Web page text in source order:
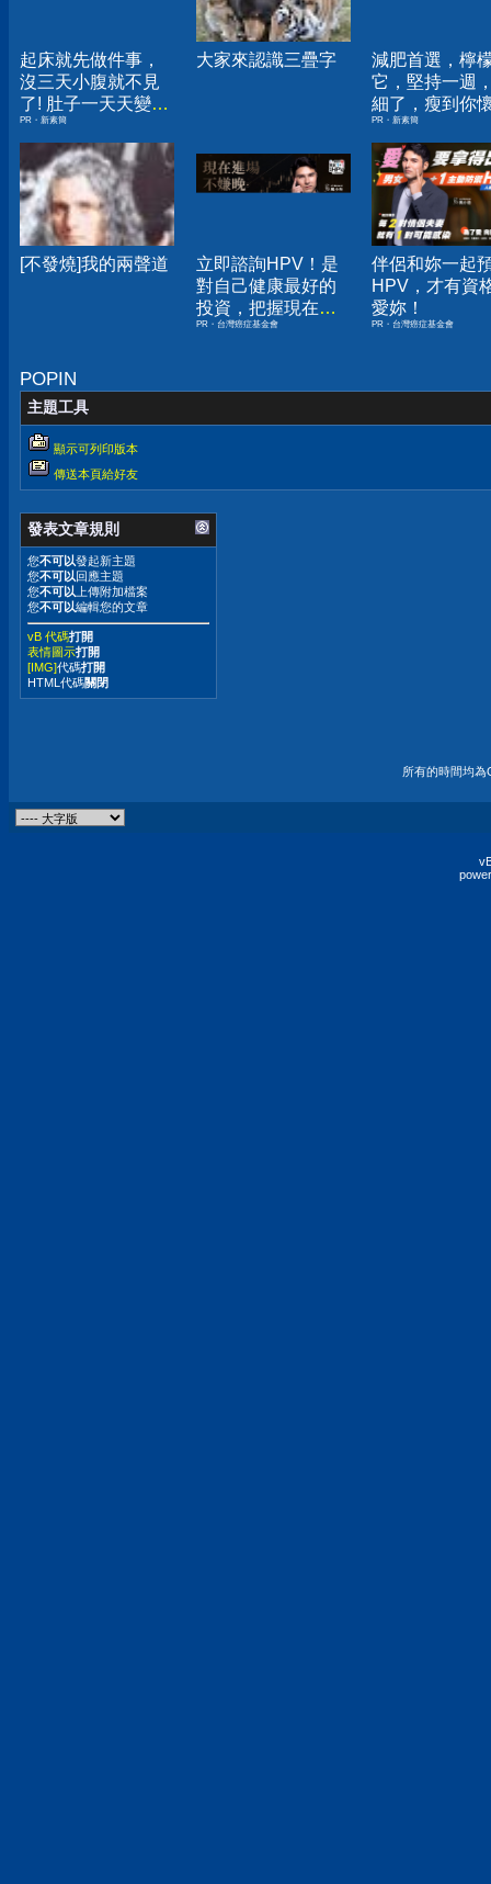
起床就先做件事，
沒三天小腹就不見
了! 肚子一天天變
小！
PR・新素簡
大家來認識三疊字
減肥首選，檸
它，堅持一週
細了，瘦到你
人生
PR・新素簡
[不發燒]我的兩聲道
立即諮詢HPV！是
對自己健康最好的
投資，把握現在不
嫌晚！
PR・台灣癌症基金會
伴侶和妳一起
HPV，才有資
愛妳！
PR・台灣癌症基金會
POPIN
主題工具
顯示可列印版本
傳送本頁給好友
發表文章規則
您不可以發起新主題
您不可以 回應主題
您不可以 上傳附加檔案
您不可以編輯您的文章
vB 代碼打開
表情圖示打開
[IMG]代碼打開
HTML代碼關閉
所有的時間均為